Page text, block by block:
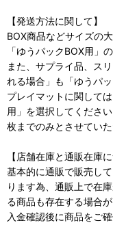
【発送方法に関して】
BOX商品などサイズの
「ゆうパックBOX用」
また、サプライ品、ス
れる場合」も「ゆうパ
プレイマットに関して
用」を選択してくださ
枚までのみとさせていた
【店舗在庫と通販在庫に
基本的に通販で販売し
ります為、通販上で在
る商品も存在する場合が
入金確認後に商品をご